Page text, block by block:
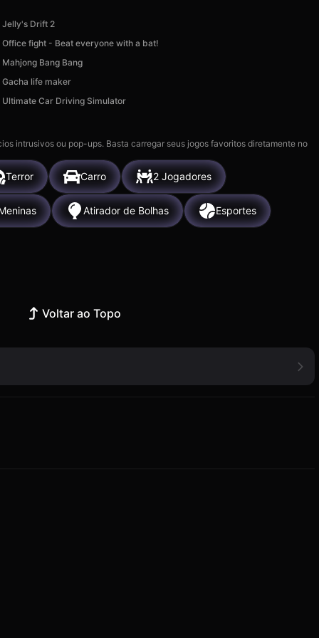
Jelly's Drift 2
Office fight - Beat everyone with a bat!
Mahjong Bang Bang
Gacha life maker
Ultimate Car Driving Simulator
intrusivos ou pop-ups. Basta carregar seus jogos favoritos diretamente no
Terror Carro 2 Jogadores
Atirador de Bolhas Esportes
Voltar ao Topo